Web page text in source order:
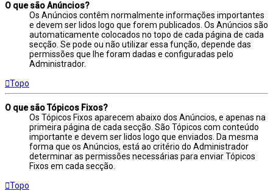
O que são Anúncios?
Os Anúncios contêm normalmente informações importantes
e devem ser lidos logo que forem publicados. Os Anúncios são
automaticamente colocados no topo de cada página de cada
secção. Se pode ou não utilizar essa função, depende das
permissões que lhe foram dadas e configuradas pelo
Administrador.
Topo
O que são Tópicos Fixos?
Os Tópicos Fixos aparecem abaixo dos Anúncios, e apenas na
primeira página de cada secção. São Tópicos com conteúdo
importante e devem ser lidos logo que enviados. Da mesma
forma que os Anúncios, está ao critério do Administrador
determinar as permissões necessárias para enviar Tópicos
Fixos em cada secção.
Topo